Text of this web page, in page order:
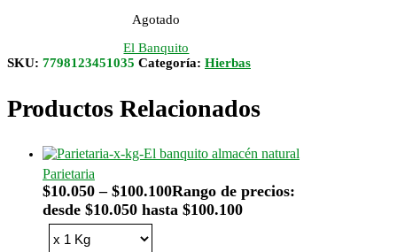
Agotado
El Banquito
SKU: 7798123451035 Categoría: Hierbas
Productos Relacionados
Parietaria
$10.050 – $100.100Rango de precios:
desde $10.050 hasta $100.100